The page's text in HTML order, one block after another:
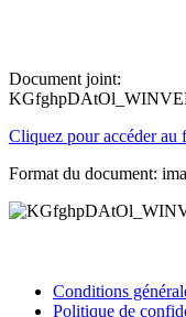
Document joint:
Cliquez pour accéder au
Format du document:
Conditions
Politique de